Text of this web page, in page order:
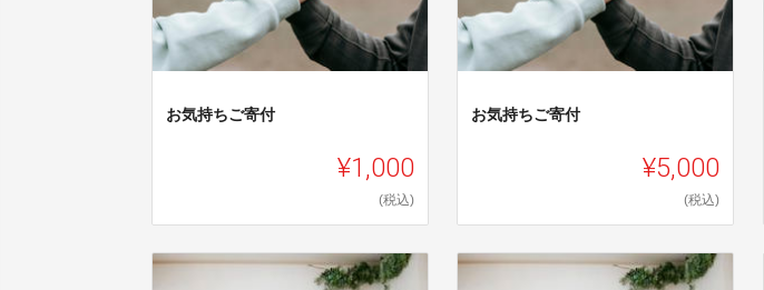
お気持ちご寄付
¥1,000
(税込)
お気持ちご寄付
¥5,000
(税込)